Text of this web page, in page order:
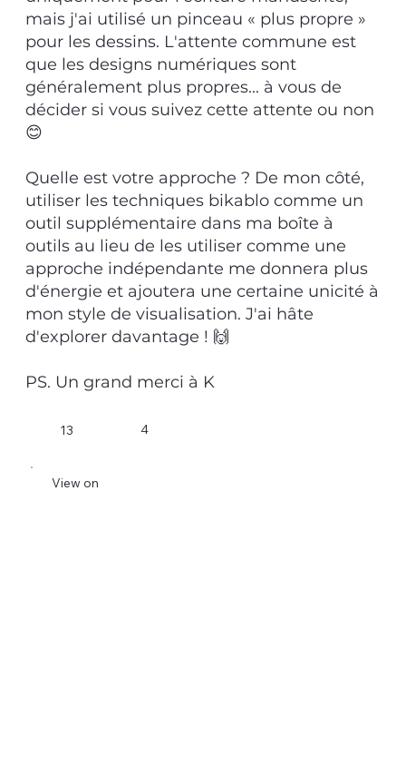
mais j'ai utilisé un pinceau « plus propre »
pour les dessins. L'attente commune est
que les designs numériques sont
généralement plus propres... à vous de
décider si vous suivez cette attente ou non
😊
Quelle est votre approche ? De mon côté,
utiliser les techniques bikablo comme un
outil supplémentaire dans ma boîte à
outils au lieu de les utiliser comme une
approche indépendante me donnera plus
d'énergie et ajoutera une certaine unicité à
mon style de visualisation. J'ai hâte
d'explorer davantage ! 🙌
PS. Un grand merci à K
13 4
View on